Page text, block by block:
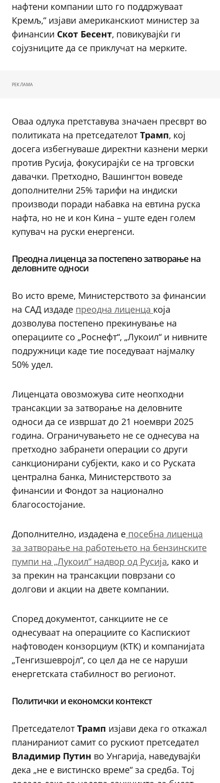
нафтени компании што го поддржуваат
Кремљ,“ изјави американскиот министер за
финансии Скот Бесент, повикувајќи ги
сојузниците да се приклучат на мерките.
РЕКЛАМА
Оваа одлука претставува значаен пресврт во
политиката на претседателот Трамп, кој
досега избегнуваше директни казнени мерки
против Русија, фокусирајќи се на трговски
давачки. Претходно, Вашингтон воведе
дополнителни 25% тарифи на индиски
производи поради набавка на евтина руска
нафта, но не и кон Кина – уште еден голем
купувач на руски енергенси.
Преодна лиценца за постепено затворање на
деловните односи
Во исто време, Министерството за финансии
на САД издаде преодна лиценца која
дозволува постепено прекинување на
операциите со „Роснефт“, „Лукоил“ и нивните
подружници каде тие поседуваат најмалку
50% удел.
Лиценцата овозможува сите неопходни
трансакции за затворање на деловните
односи да се извршат до 21 ноември 2025
година. Ограничувањето не се однесува на
претходно забранети операции со други
санкционирани субјекти, како и со Руската
централна банка, Министерството за
финансии и Фондот за национално
благосостојание.
Дополнително, издадена е посебна лиценца
за затворање на работењето на бензинските
пумпи на „Лукоил“ надвор од Русија, како и
за прекин на трансакции поврзани со
долгови и акции на двете компании.
Според документот, санкциите не се
однесуваат на операциите со Каспискиот
нафтоводен конзорциум (КТК) и компанијата
„Тенгизшевројл“, со цел да не се наруши
енергетската стабилност во регионот.
Политички и економски контекст
Претседателот Трамп изјави дека го откажал
планираниот самит со рускиот претседател
Владимир Путин во Унгарија, наведувајќи
дека „не е вистинско време“ за средба. Тој